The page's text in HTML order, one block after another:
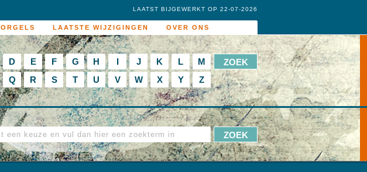
ORGELS LAATSTE WIJZIGINGEN OVER ONS
LAATST BIJGEWERKT OP 22-07-2026
D E F G H I J K L
M
Q R S T U V W X Y Z